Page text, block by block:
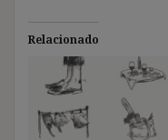
Relacionado